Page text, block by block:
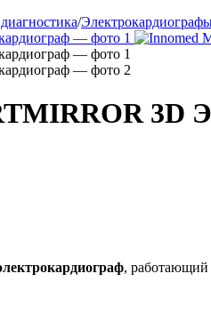
/
3D
, работающий